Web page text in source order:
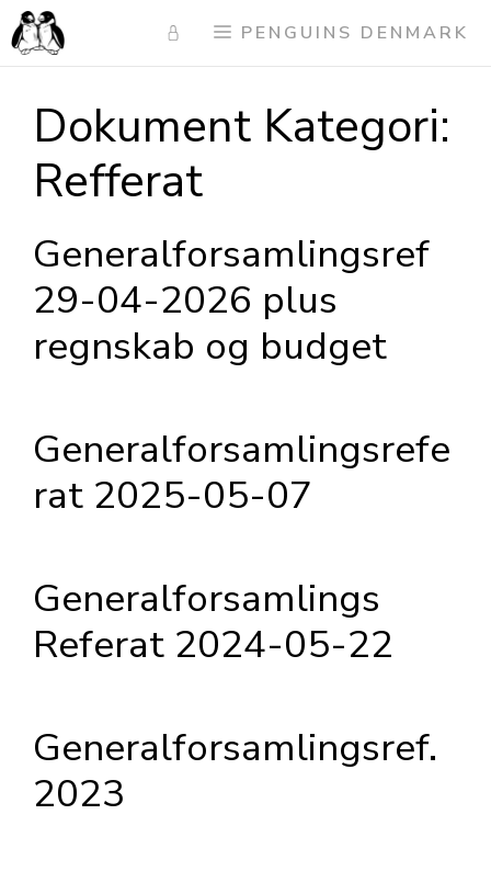
Skip
to
content
PENGUINS DENMARK
Dokument Kategori:
Refferat
Generalforsamlingsref
29-04-2026 plus
regnskab og budget
Generalforsamlingsrefe
rat 2025-05-07
Generalforsamlings
Referat 2024-05-22
Generalforsamlingsref.
2023